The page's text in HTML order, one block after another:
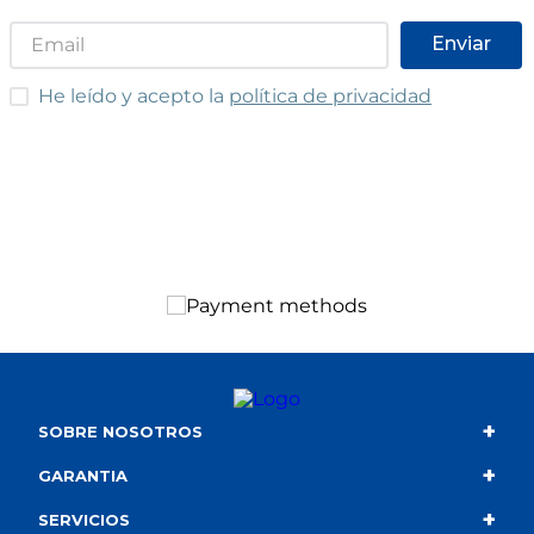
Enviar
He leído y acepto las condiciones
He leído y acepto la política de privacidad
SOBRE NOSOTROS +
Contacto
Quiénes somos
GARANTIA +
Condiciones de compra
SERVICIOS +